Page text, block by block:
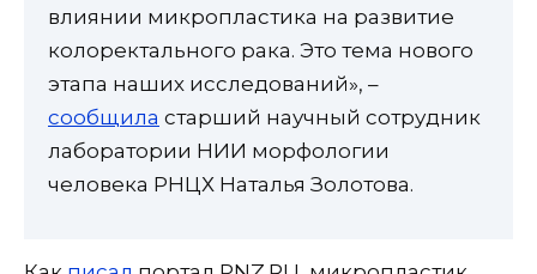
влиянии микропластика на развитие
колоректального рака. Это тема нового
этапа наших исследований», –
сообщила старший научный сотрудник
лаборатории НИИ морфологии
человека РНЦХ Наталья Золотова.